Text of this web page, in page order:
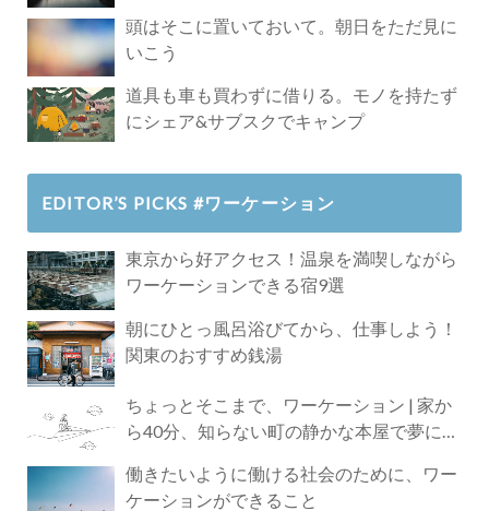
頭はそこに置いておいて。朝日をただ見に
いこう
道具も車も買わずに借りる。モノを持たず
にシェア&サブスクでキャンプ
EDITOR’S PICKS #ワーケーション
東京から好アクセス！温泉を満喫しながら
ワーケーションできる宿9選
朝にひとっ風呂浴びてから、仕事しよう！
関東のおすすめ銭湯
ちょっとそこまで、ワーケーション | 家か
ら40分、知らない町の静かな本屋で夢に近
働きたいように働ける社会のために、ワー
ケーションができること